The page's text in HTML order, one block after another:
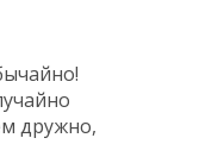
дружно,